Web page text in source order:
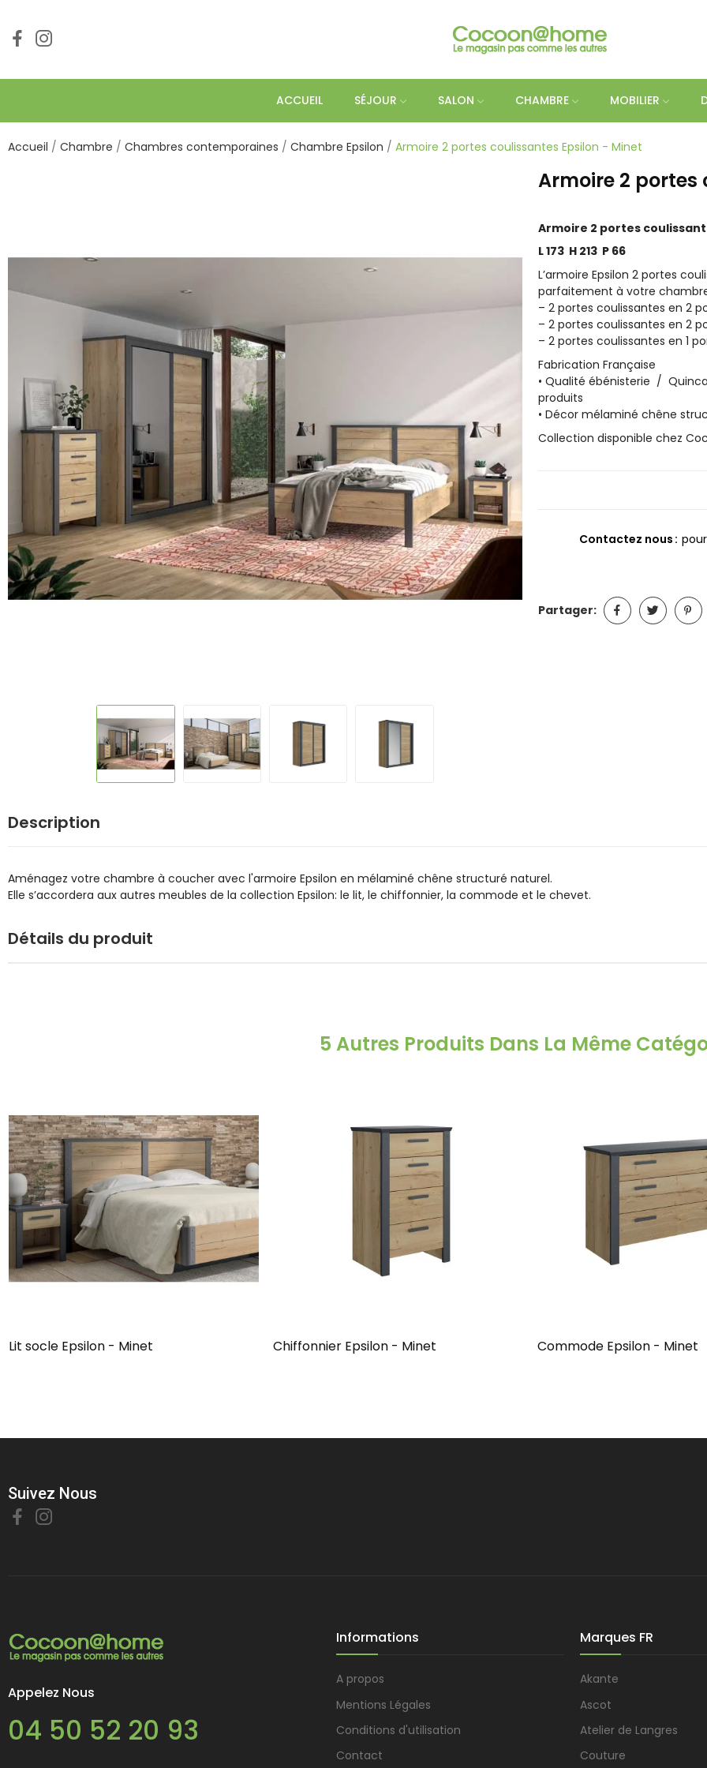
ACCUEIL SÉJOUR SALON CHAMBRE MOBILIER
Accueil Chambre Chambres contemporaines Chambre Epsilon Armoire 2 portes coulissantes Epsilon - Minet
Armoire 2 portes
Armoire 2 portes
L 173 H 213 P 66
L’armoire Epsilon 2 portes
parfaitement à votre
– 2 portes coulissantes en 2
– 2 portes coulissantes en 2
– 2 portes coulissantes en 1
Fabrication Française
• Qualité ébénisterie /
produits
• Décor mélaminé chêne
Collection disponible chez
Contactez nous
Partager:
Description
Aménagez votre chambre à coucher avec l'armoire Epsilon en mélaminé chêne structuré naturel.
Elle s’accordera aux autres meubles de la collection Epsilon: le lit, le chiffonnier, la commode et le chevet.
Détails du produit
5 Autres Produits Dans La Même
Lit socle Epsilon - Minet Chiffonnier Epsilon - Minet Commode Epsilon - Minet
Suivez Nous
Appelez Nous
04 50 52 20 93
Informations
A propos
Mentions Légales
Conditions d'utilisation
Contact
Marques FR
Akante
Ascot
Atelier de Langres
Couture